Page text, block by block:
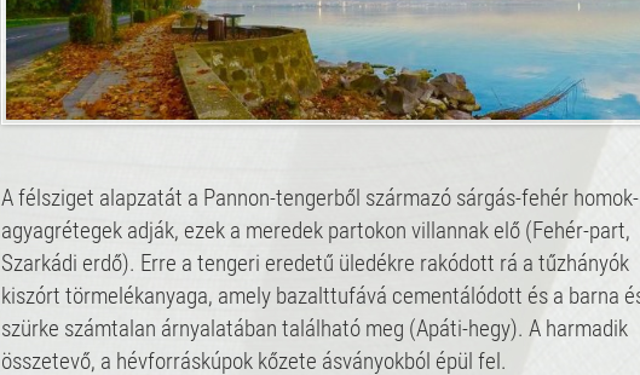
A félsziget alapzatát a Pannon-tengerből származó sárgás-fehér
agyagrétegek adják, ezek a meredek partokon villannak elő (Fehér-part,
Szarkádi erdő). Erre a tengeri eredetű üledékre rakódott rá a tűzhányók
kiszórt törmelékanyaga, amely bazalttufává cementálódott és a barna
szürke számtalan árnyalatában található meg (Apáti-hegy). A harmadik
összetevő, a hévforráskúpok kőzete ásványokból épül fel.